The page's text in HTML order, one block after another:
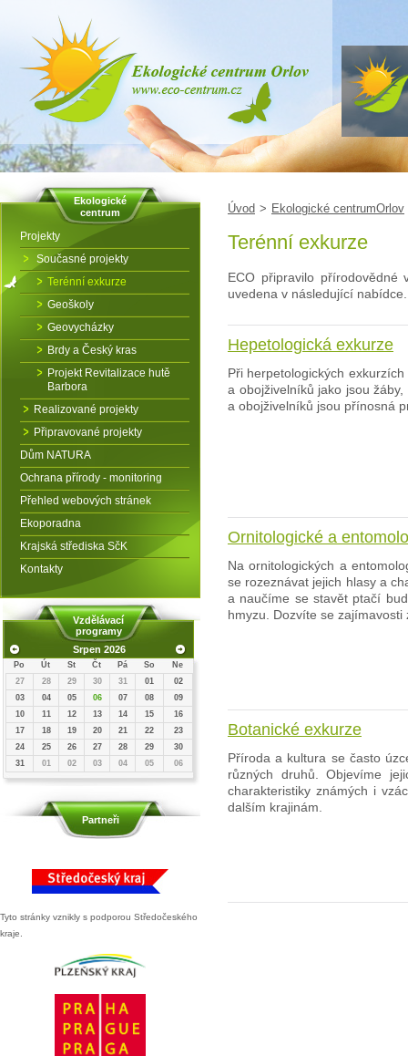
Ekologické
centrum
Projekty
Současné projekty
Terénní exkurze
Geoškoly
Geovycházky
Brdy a Český kras
Projekt Revitalizace hutě
Barbora
Realizované projekty
Připravované projekty
Dům NATURA
Ochrana přírody - monitoring
Přehled webových stránek
Ekoporadna
Krajská střediska SčK
Kontakty
Vzdělávací
programy
Srpen 2026
Po Út St Čt Pá So
Ne
27
28 29 30 31 01
02
03
04 05 06 07 08
09
10
11 12 13 14 15
16
17
18 19 20 21 22
23
24
25 26 27 28 29
30
31
01 02 03 04 05 06
Partneři
Tyto stránky vznikly s podporou Středočeského
kraje.
Úvod > Ekologické centrumOrlov
Terénní exkurze
ECO připravilo přírodovědné
uvedena v následující
Hepetologická exkurze
Při herpetologických
a obojživelníků jako jsou
a obojživelníků jsou přínosná
Ornitologické a
Na ornitologických a
se rozeznávat jejich hlasy a
a naučíme se stavět ptačí
hmyzu. Dozvíte se zajímavosti
Botanické exkurze
Příroda a kultura se často
různých druhů. Objevíme
charakteristiky známých i
dalším krajinám.